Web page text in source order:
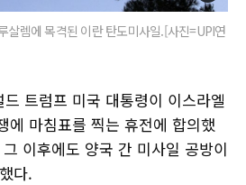
살렘에 목격된 이란 탄도미사일.[사진=UPI연
트럼프 미국 대통령이 이스라엘
에 마침표를 찍는 휴전에 합의했
이후에도 양국 간 미사일 공방이
다.